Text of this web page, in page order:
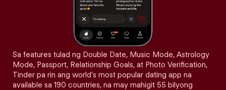
Sa features tulad ng Double Date, Music Mode, Astrology
Mode, Passport, Relationship Goals, at Photo Verification,
Tinder pa rin ang world's most popular dating app na
available sa 190 countries, na may mahigit 55 bilyong